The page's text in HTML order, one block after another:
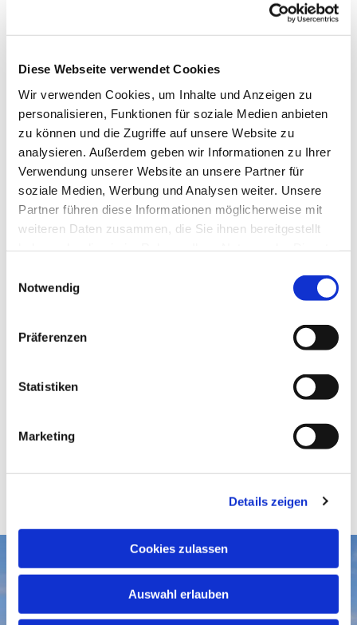
Diese Webseite verwendet Cookies
Wir verwenden Cookies, um Inhalte und Anzeigen zu
personalisieren, Funktionen für soziale Medien anbieten
zu können und die Zugriffe auf unsere Website zu
analysieren. Außerdem geben wir Informationen zu Ihrer
Verwendung unserer Website an unsere Partner für
soziale Medien, Werbung und Analysen weiter. Unsere
Partner führen diese Informationen möglicherweise mit
weiteren Daten zusammen, die Sie ihnen bereitgestellt
Notwendig
Präferenzen
Statistiken
Marketing
Details zeigen
Cookies zulassen
Auswahl erlauben
Dies könnte Sie auch interessieren
Aktuelles
Gottesdienste
Gemeindegruß-Archiv